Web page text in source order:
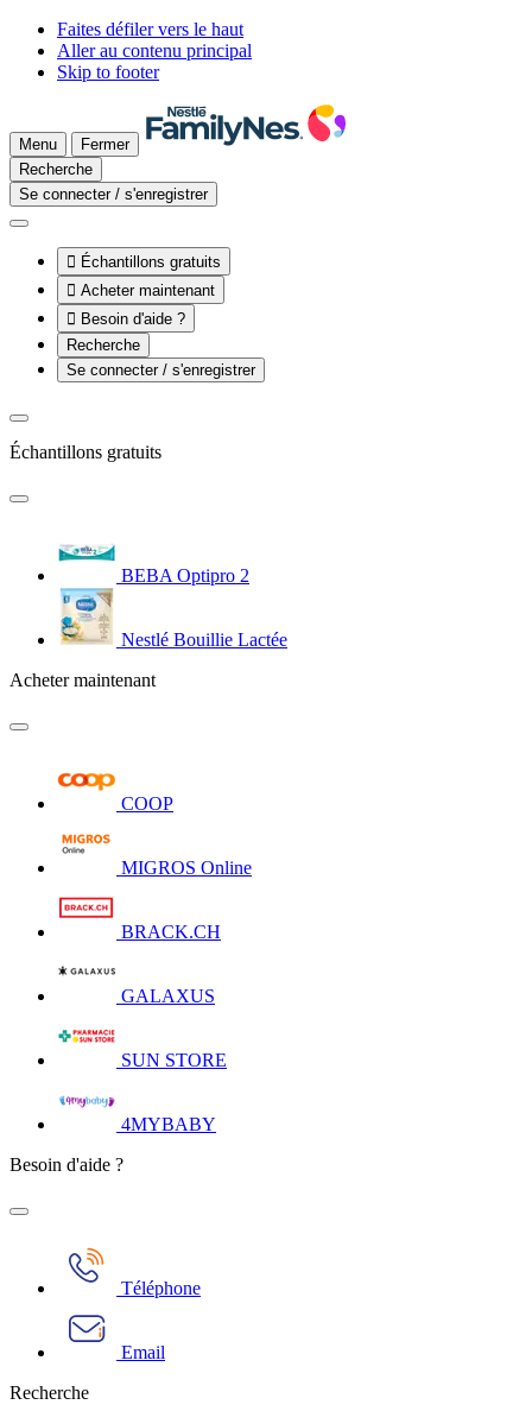
Faites défiler vers le haut
Aller au contenu principal
Skip to footer
Menu
Fermer
Recherche
Se connecter / s'enregistrer
 Échantillons gratuits
 Acheter maintenant
 Besoin d'aide ?
Recherche
Se connecter / s'enregistrer
Échantillons gratuits
BEBA Optipro 2
Nestlé Bouillie Lactée
Acheter maintenant
COOP
MIGROS Online
BRACK.CH
GALAXUS
SUN STORE
4MYBABY
Besoin d'aide ?
Téléphone
Email
Recherche